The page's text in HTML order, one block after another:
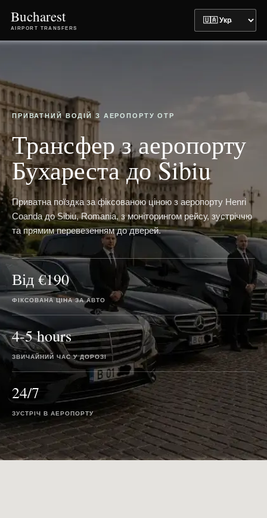
Bucharest
AIRPORT TRANSFERS
ПРИВАТНИЙ ВОДІЙ З АЕРОПОРТУ OTP
Трансфер з аеропорту
Бухареста до Sibiu
Приватна поїздка за фіксованою ціною з аеропорту Henri
Coanda до Sibiu, Romania, з моніторингом рейсу, зустріччю
та прямим перевезенням до дверей.
Від €190
ФІКСОВАНА ЦІНА ЗА АВТО
4-5 hours
ЗВИЧАЙНИЙ ЧАС У ДОРОЗІ
24/7
ЗУСТРІЧ В АЕРОПОРТУ